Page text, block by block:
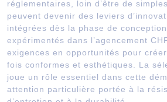
réglementaires, loin d’être de
peuvent devenir des leviers
intégrées dès la phase de
expérimentés dans l’agencement
exigences en opportunités pour
fois conformes et esthétiques. La
joue un rôle essentiel dans cette
attention particulière portée à la